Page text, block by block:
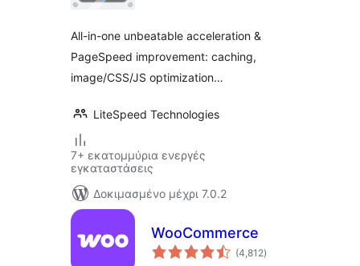
All-in-one unbeatable acceleration &
PageSpeed improvement: caching,
image/CSS/JS optimization…
LiteSpeed Technologies
7+ εκατομμύρια ενεργές
εγκαταστάσεις
Δοκιμασμένο μέχρι 7.0.2
WooCommerce
(4,812αξιολογήσεις
σύνολο
)